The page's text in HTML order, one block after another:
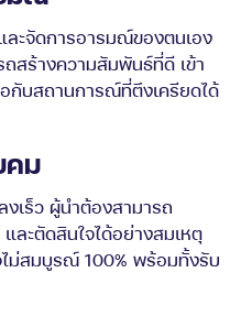
ละจัดการอารมณ์ของตนเอง
สร้างความสัมพันธ์ที่ดี เข้า
กับสถานการณ์ที่ตึงเครียดได้
คม
เร็ว ผู้นำต้องสามารถ
ละตัดสินใจได้อย่างสมเหตุ
ม่สมบูรณ์ 100% พร้อมทั้งรับ